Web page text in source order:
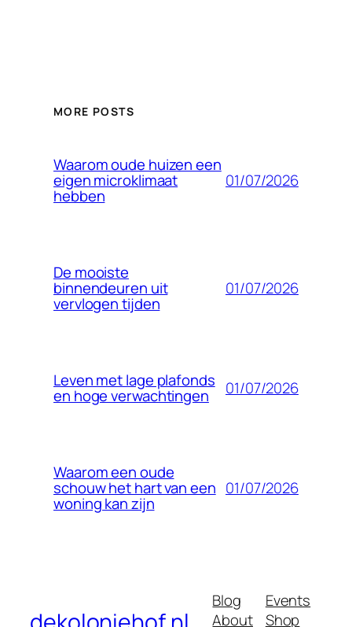
MORE POSTS
Waarom oude huizen een
eigen microklimaat
hebben
01/07/2026
De mooiste
binnendeuren uit
vervlogen tijden
01/07/2026
Leven met lage plafonds
en hoge verwachtingen 01/07/2026
Waarom een oude
schouw het hart van een
woning kan zijn
01/07/2026
Blog
About
Events
Shop